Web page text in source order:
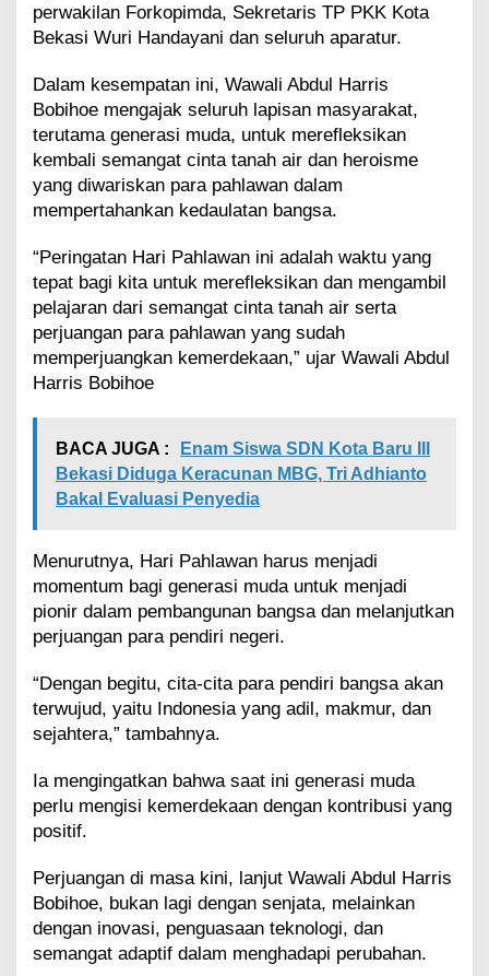
k
s
i
A
a
k
G
n
a
s
i
e
f
k
s
i
a
S
e
m
a
e
r
u
a
perwakilan Forkopimda, Sekretaris TP PKK Kota
Bekasi Wuri Handayani dan seluruh aparatur.
Dalam kesempatan ini, Wawali Abdul Harris
Bobihoe mengajak seluruh lapisan masyarakat,
terutama generasi muda, untuk merefleksikan
kembali semangat cinta tanah air dan heroisme
yang diwariskan para pahlawan dalam
mempertahankan kedaulatan bangsa.
“Peringatan Hari Pahlawan ini adalah waktu yang
tepat bagi kita untuk merefleksikan dan mengambil
pelajaran dari semangat cinta tanah air serta
perjuangan para pahlawan yang sudah
memperjuangkan kemerdekaan,” ujar Wawali Abdul
Harris Bobihoe
BACA JUGA :
Enam Siswa SDN Kota Baru III
Bekasi Diduga Keracunan MBG, Tri Adhianto
Bakal Evaluasi Penyedia
Menurutnya, Hari Pahlawan harus menjadi
momentum bagi generasi muda untuk menjadi
pionir dalam pembangunan bangsa dan melanjutkan
perjuangan para pendiri negeri.
“Dengan begitu, cita-cita para pendiri bangsa akan
terwujud, yaitu Indonesia yang adil, makmur, dan
sejahtera,” tambahnya.
Ia mengingatkan bahwa saat ini generasi muda
perlu mengisi kemerdekaan dengan kontribusi yang
positif.
Perjuangan di masa kini, lanjut Wawali Abdul Harris
Bobihoe, bukan lagi dengan senjata, melainkan
dengan inovasi, penguasaan teknologi, dan
semangat adaptif dalam menghadapi perubahan.